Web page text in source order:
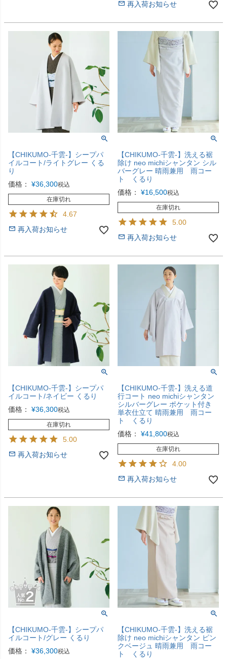
再入荷お知らせ
【CHIKUMO-千雲-】シープパ
イルコート/ライトグレー くる
り
価格：
¥36,300税込
在庫切れ
4.67
再入荷お知らせ
【CHIKUMO-千雲-】洗える裾
除け neo michiシャンタン シル
バーグレー 晴雨兼用 雨コー
ト くるり
価格：
¥16,500税込
在庫切れ
5.00
再入荷お知らせ
【CHIKUMO-千雲-】シープパ
イルコート/ネイビー くるり
価格：
¥36,300税込
在庫切れ
5.00
再入荷お知らせ
【CHIKUMO-千雲-】洗える道
行コート neo michiシャンタン
シルバーグレー ポケット付き
単衣仕立て 晴雨兼用 雨コー
ト くるり
価格：
¥41,800税込
在庫切れ
4.00
再入荷お知らせ
【CHIKUMO-千雲-】シープパ
イルコート/グレー くるり
価格：
¥36,300税込
【CHIKUMO-千雲-】洗える裾
除け neo michiシャンタン ピン
クベージュ 晴雨兼用 雨コー
ト くるり